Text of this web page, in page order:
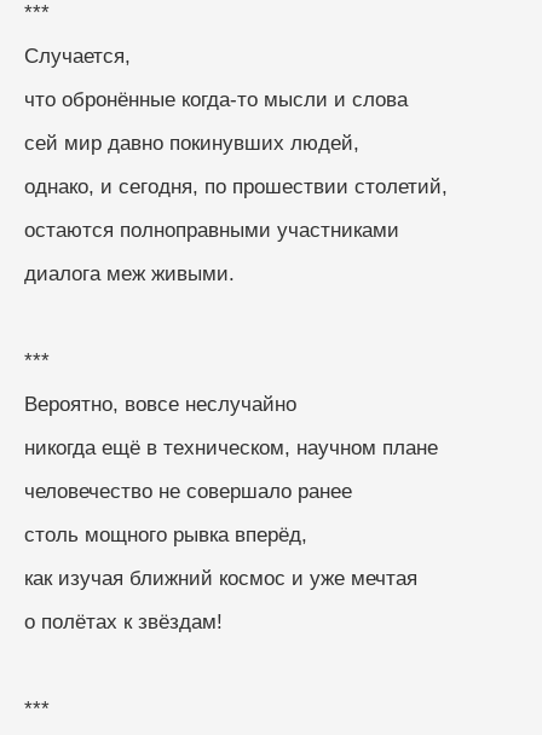
***
Случается,
что обронённые когда-то мысли и слова
сей мир давно покинувших людей,
однако, и сегодня, по прошествии столетий,
остаются полноправными участниками
диалога меж живыми.
***
Вероятно, вовсе неслучайно
никогда ещё в техническом, научном плане
человечество не совершало ранее
столь мощного рывка вперёд,
как изучая ближний космос и уже мечтая
о полётах к звёздам!
***